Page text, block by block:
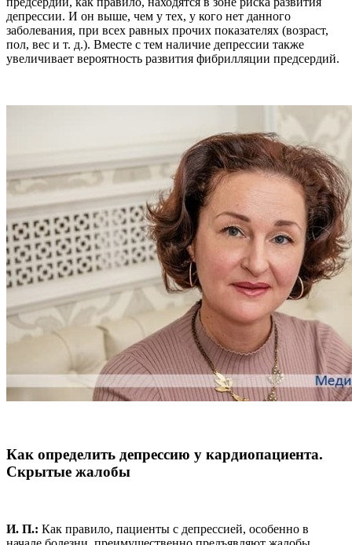
депрессии. И он выше, чем у тех, у кого нет данного
заболевания, при всех равных прочих показателях (возраст,
пол, вес и т. д.). Вместе с тем наличие депрессии также
увеличивает вероятность развития фибрилляции предсердий.
Как определить депрессию у кардиопациента.
Скрытые жалобы
И. П.: Как правило, пациенты с депрессией, особенно в